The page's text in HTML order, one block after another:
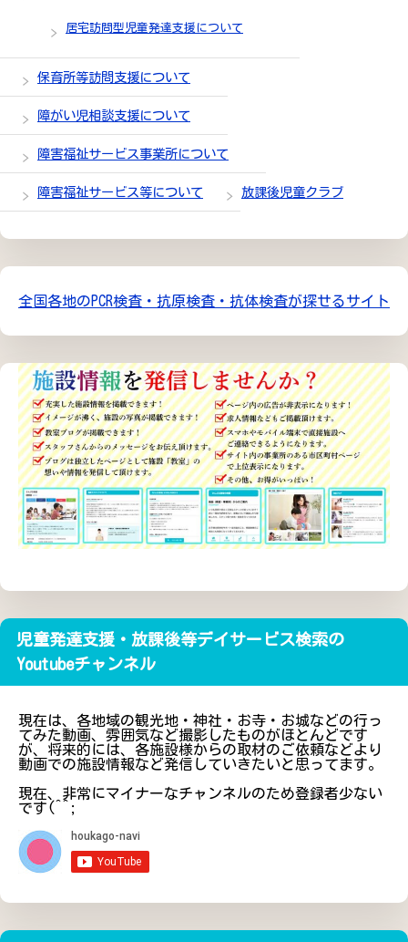
居宅訪問型児童発達支援について
保育所等訪問支援について
障がい児相談支援について
障害福祉サービス事業所について
障害福祉サービス等について 放課後児童クラブ
全国各地のPCR検査・抗原検査・抗体検査が探せるサイト
児童発達支援・放課後等デイサービス検索の
Youtubeチャンネル
現在は、各地域の観光地・神社・お寺・お城などの行っ
てみた動画、雰囲気など撮影したものがほとんどです
が、将来的には、各施設様からの取材のご依頼などより
動画での施設情報など発信していきたいと思ってます。
現在、非常にマイナーなチャンネルのため登録者少ない
です(^^;